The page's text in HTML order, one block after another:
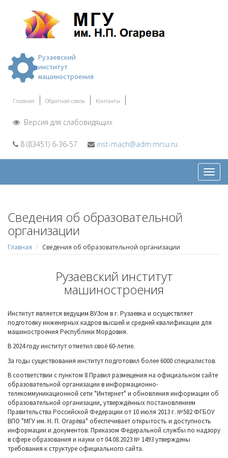
Рузаевский
институт
машиностроения
Главная Обратная связь Контакты
Версия для слабовидящих
8 (83451) 6-36-57 inst-mach@adm.mrsu.ru
меню
Сведения об образовательной
организации
Главная Сведения об образовательной организации
Рузаевский институт
машиностроения
Институт является ведущим ВУЗом в г. Рузаевка и осуществляет
подготовку инженерных кадров высшей и средней квалификации для
машиностроения Республики Мордовия.
В 2024 году институт отметил своё 60-летие.
За годы существования институт подготовил более 6000 специалистов.
В соответствии с пунктом 8 Правил размещения на официальном сайте
образовательной организации в информационно-
телекоммуникационной сети "Интернет" и обновления информации об
образовательной организации, утверждённых постановлением
Правительства Российской Федерации от 10 июля 2013 г. №582 ФГБОУ
ВПО "МГУ им. Н. П. Огарёва" обеспечивает открытость и доступность
информации и документов. Приказом Федеральной службы по надзору
в сфере образования и науки от 04.08.2023 № 1493 утверждены
требования к структуре официального сайта.